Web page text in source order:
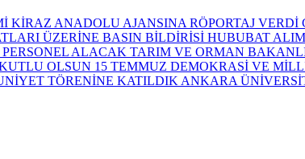
HUBUBAT
TARIM VE ORMAN
15 TEMMUZ DEMOKRASİ VE
ANKARA